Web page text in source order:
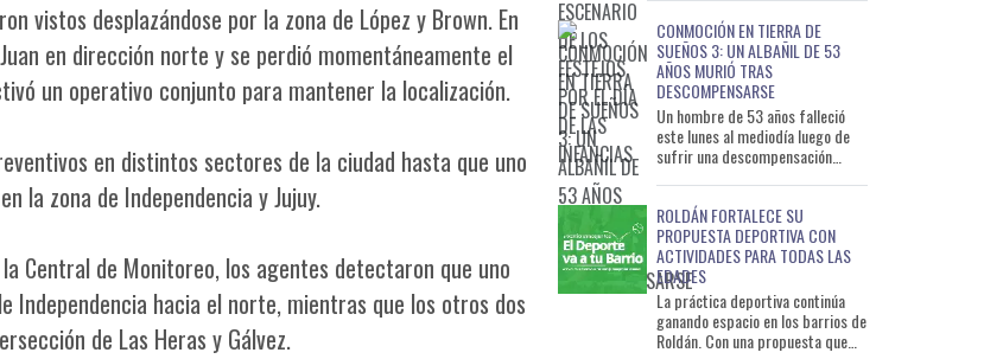
vistos desplazándose por la zona de López y Brown. En
en dirección norte y se perdió momentáneamente el
un operativo conjunto para mantener la localización.
en distintos sectores de la ciudad hasta que uno
la zona de Independencia y Jujuy.
Central de Monitoreo, los agentes detectaron que uno
Independencia hacia el norte, mientras que los otros dos
de Las Heras y Gálvez.
CONMOCIÓN EN TIERRA DE
SUEÑOS 3: UN ALBAÑIL DE 53
AÑOS MURIÓ TRAS
DESCOMPENSARSE
Un hombre de 53 años falleció
este lunes al mediodía luego de
sufrir una descompensación
ROLDÁN FORTALECE SU
PROPUESTA DEPORTIVA CON
ACTIVIDADES PARA TODAS LAS
EDADES
La práctica deportiva continúa
ganando espacio en los barrios de
Roldán. Con una propuesta que